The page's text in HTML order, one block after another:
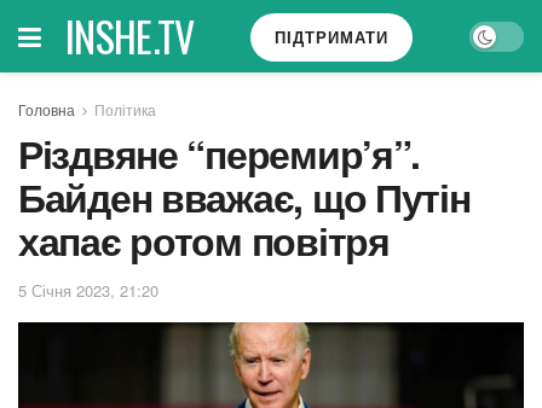
INSHE.TV ПІДТРИМАТИ
Головна Політика
Різдвяне “перемир’я”.
Байден вважає, що Путін
хапає ротом повітря
5 Січня 2023, 21:20